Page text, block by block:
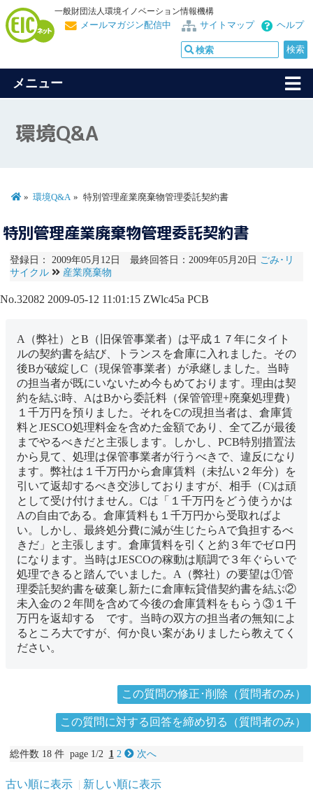
一般財団法人環境イノベーション情報機構
ヘルプ
サイトマップ
メールマガジン配信中
メニュー
環境Q&A
環境Q&A 特別管理産業廃棄物管理委託契約書
特別管理産業廃棄物管理委託契約書
登録日： 2009年05月12日 最終回答日：2009年05月20日 ごみ･リ
サイクル
産業廃棄物
No.32082 2009-05-12 11:01:15 ZWlc45a PCB
A（弊社）とB（旧保管事業者）は平成１７年にタイト
ルの契約書を結び、トランスを倉庫に入れました。その
後Bが破綻しC（現保管事業者）が承継しました。当時
の担当者が既にいないため今もめております。理由は契
約を結ぶ時、AはBから委託料（保管管理+廃棄処理費）
１千万円を預りました。それをCの現担当者は、倉庫賃
料とJESCO処理料金を含めた金額であり、全て乙が最後
までやるべきだと主張します。しかし、PCB特別措置法
から見て、処理は保管事業者が行うべきで、違反になり
ます。弊社は１千万円から倉庫賃料（未払い２年分）を
引いて返却するべき交渉しておりますが、相手（C)は頑
として受け付けません。Cは「１千万円をどう使うかは
Aの自由である。倉庫賃料も１千万円から受取ればよ
い。しかし、最終処分費に減が生じたらAで負担するべ
きだ」と主張します。倉庫賃料を引くと約３年でゼロ円
になります。当時はJESCOの稼動は順調で３年ぐらいで
処理できると踏んでいました。A（弊社）の要望は①管
理委託契約書を破棄し新たに倉庫転貸借契約書を結ぶ②
未入金の２年間を含めて今後の倉庫賃料をもらう③１千
万円を返却する です。当時の双方の担当者の無知によ
るところ大ですが、何か良い案がありましたら教えてく
ださい。
この質問の修正･削除（質問者のみ）
この質問に対する回答を締め切る（質問者のみ）
総件数 18 件 page 1/2 1 2 次へ
古い順に表示 新しい順に表示